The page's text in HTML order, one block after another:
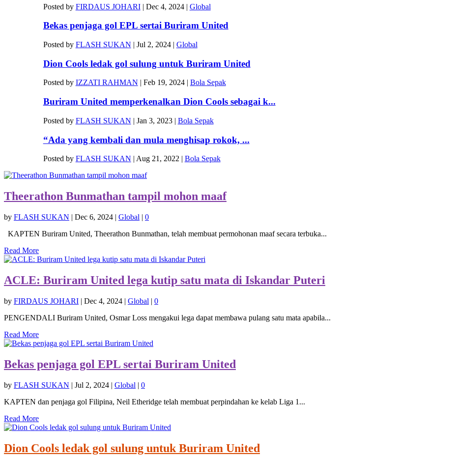
Posted by FIRDAUS JOHARI| Dec 4, 2024| Global
Bekas penjaga gol EPL sertai Buriram United
Posted by FLASH SUKAN | Jul 2, 2024| Global
Dion Cools ledak gol sulung untuk Buriram United
Posted by IZZATI RAHMAN | Feb 19, 2024| Bola Sepak
Buriram United memperkenalkan Dion Cools sebagai k...
Posted by FLASH SUKAN | Jan 3, 2023| Bola Sepak
“Ada yang kembali dan mula menghisap rokok, ...
Posted by FLASH SUKAN | Aug 21, 2022 | Bola Sepak
Theerathon Bunmathan tampil mohon maaf
by FLASH SUKAN | Dec 6, 2024 | Global | 0
KAPTEN Buriram United, Theerathon Bunmathan, telah membuat permohonan maaf secara terbuka...
Read More
ACLE: Buriram United lega kutip satu mata di Iskandar Puteri
by FIRDAUS JOHARI | Dec 4, 2024 | Global | 0
PENGENDALI Buriram United, Osmar Loss mengakui lega dapat membawa pulang satu mata apabila...
Read More
Bekas penjaga gol EPL sertai Buriram United
by FLASH SUKAN | Jul 2, 2024 | Global | 0
KAPTEN dan penjaga gol Filipina, Neil Etheridge telah membuat perpindahan ke kelab Liga 1...
Read More
Dion Cools ledak gol sulung untuk Buriram United